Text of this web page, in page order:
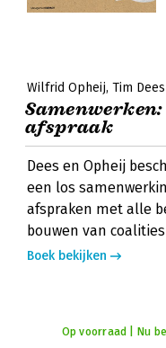
Wilfrid Opheij Tim Dees
afspraak
Dees en Opheij
een los
afspraken met alle
bouwen van
Boek bekijken
Op voorraad | Nu